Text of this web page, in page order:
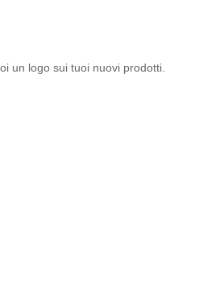
un logo sui tuoi nuovi prodotti.